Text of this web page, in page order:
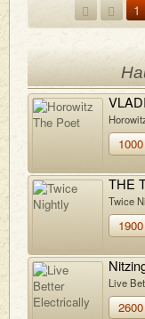
1
1000
THE
Twice
1900
Live
2600